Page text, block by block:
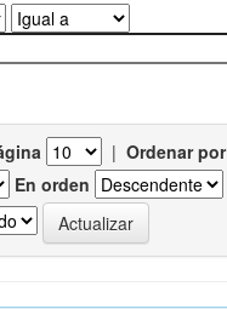
| Ordenar por
En orden